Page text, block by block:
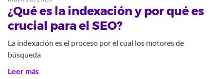
¿Qué es la indexación y por qué es
crucial para el SEO?
La indexación es el proceso por el cual los motores de
búsqueda
Leer más